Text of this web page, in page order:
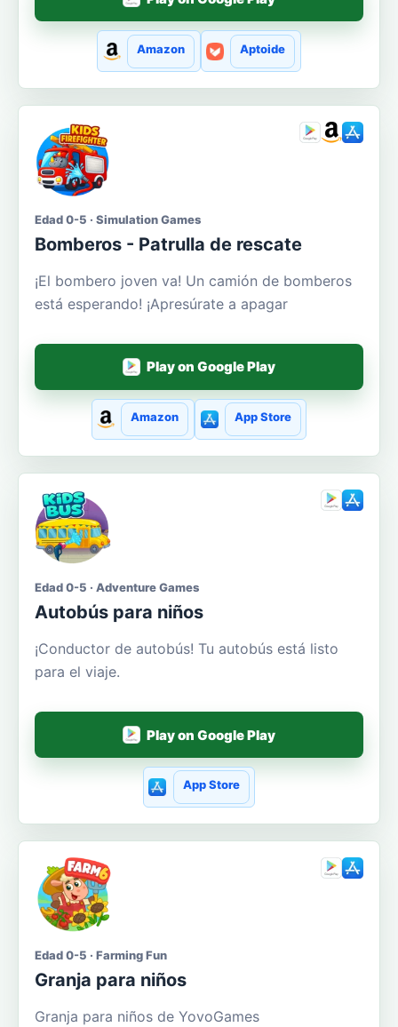
Amazon Aptoide
Edad 0-5 · Simulation Games
Bomberos - Patrulla de rescate
¡El bombero joven va! Un camión de bomberos
está esperando! ¡Apresúrate a apagar
Play on Google Play
Amazon App Store
Edad 0-5 · Adventure Games
Autobús para niños
¡Conductor de autobús! Tu autobús está listo
para el viaje.
Play on Google Play
App Store
Edad 0-5 · Farming Fun
Granja para niños
Granja para niños de YovoGames